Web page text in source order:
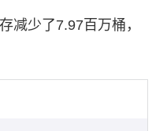
减少了7.97百万桶，